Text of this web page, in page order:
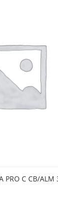
PRO C CB/